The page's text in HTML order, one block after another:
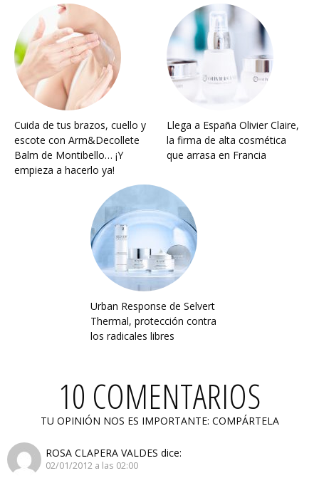
Cuida de tus brazos, cuello y
escote con Arm&Decollete
Balm de Montibello… ¡Y
empieza a hacerlo ya!
Llega a España Olivier Claire,
la firma de alta cosmética
que arrasa en Francia
Urban Response de Selvert
Thermal, protección contra
los radicales libres
10 COMENTARIOS
TU OPINIÓN NOS ES IMPORTANTE: COMPÁRTELA
ROSA CLAPERA VALDES dice:
02/01/2012 a las 02:00